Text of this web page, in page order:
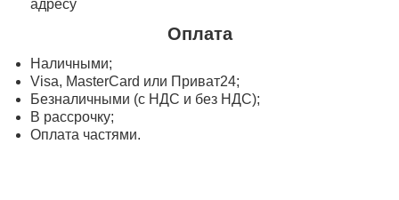
адресу
Оплата
Наличными;
Visa, MasterСard или Приват24;
Безналичными (с НДС и без НДС);
В рассрочку;
Оплата частями.